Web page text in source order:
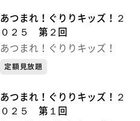
あつまれ！ぐりりキッズ！２
０２５ 第２回
あつまれ！ぐりりキッズ！
定額見放題
あつまれ！ぐりりキッズ！２
０２５ 第１回